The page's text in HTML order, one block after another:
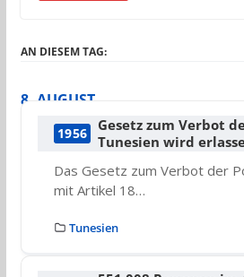
AN DIESEM TAG:
8. AUGUST
1956
Gesetz zum Verbot
Tunesien wird
Das Gesetz zum Verbot der
mit Artikel 18…
Tunesien